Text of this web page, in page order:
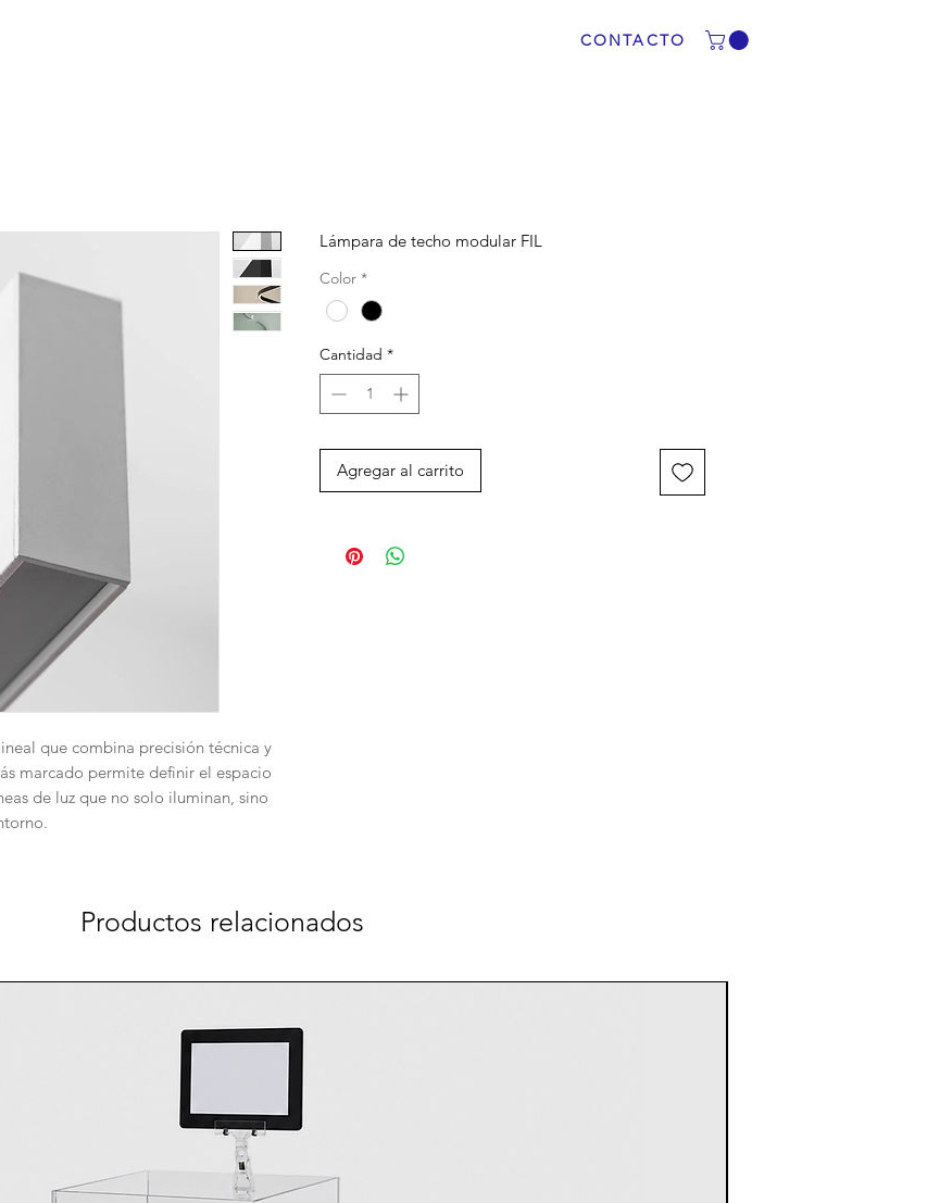
CONTACTO
que combina precisión técnica y
marcado permite definir el espacio
de luz que no solo iluminan, sino
Lámpara de techo modular FIL
Color *
Cantidad *
Agregar al carrito
Productos relacionados